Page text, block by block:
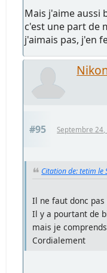
Mais j'aime aussi
c'est une part de
j'aimais pas, j'en
#95 Septembre
Citation de: tetim le
Il ne faut donc pas
Il y a pourtant de
mais je
Cordialement